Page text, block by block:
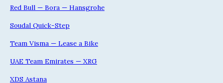
Red Bull — Bora — Hansgrohe
Soudal Quick-Step
Team Visma — Lease a Bike
UAE Team Emirates — XRG
XDS Astana